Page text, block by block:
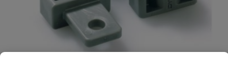
Beoordeling